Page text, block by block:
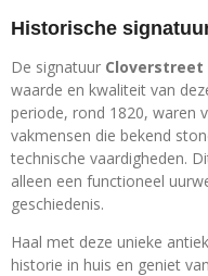
Historische
De signatuur Cloverstreet
waarde en kwaliteit van
periode, rond 1820, waren
vakmensen die bekend
technische vaardigheden.
alleen een functioneel
geschiedenis.
Haal met deze unieke
historie in huis en geniet